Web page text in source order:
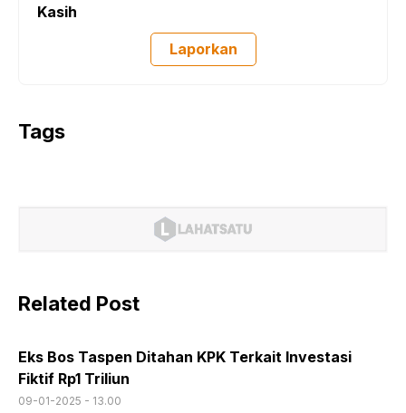
Kasih
Laporkan
Tags
Related Post
Eks Bos Taspen Ditahan KPK Terkait Investasi
Fiktif Rp1 Triliun
09-01-2025 - 13.00